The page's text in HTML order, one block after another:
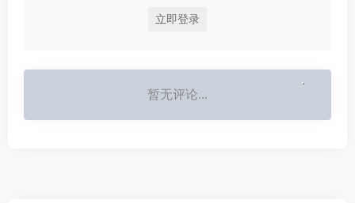
立即登录
暂无评论...